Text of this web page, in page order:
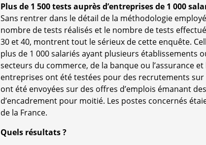
Plus de 1 500 tests auprès d’entreprises de 1 000
Sans rentrer dans le détail de la méthodologie
nombre de tests réalisés et le nombre de tests
30 et 40, montrent tout le sérieux de cette enquête.
plus de 1 000 salariés ayant plusieurs établissements
secteurs du commerce, de la banque ou l’assurance
entreprises ont été testées pour des recrutements
ont été envoyées sur des offres d’emplois émanant
d’encadrement pour moitié. Les postes concernés
de la France.
Quels résultats ?